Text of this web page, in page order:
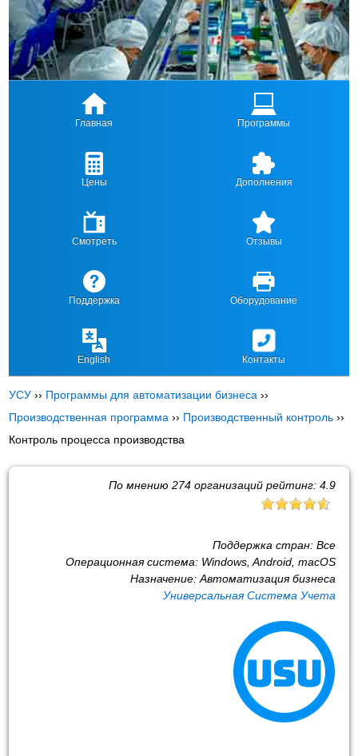
Главная Программы
Цены Дополнения
Смотреть Отзывы
Поддержка Оборудование
English Контакты
УСУ ›› Программы для автоматизации бизнеса ››
Производственная программа ›› Производственный контроль ››
Контроль процесса производства
По мнению 274организаций рейтинг: 4.9
Поддержка стран: Все
Операционная система: Windows, Android, macOS
Назначение: Автоматизация бизнеса
Универсальная Система Учета